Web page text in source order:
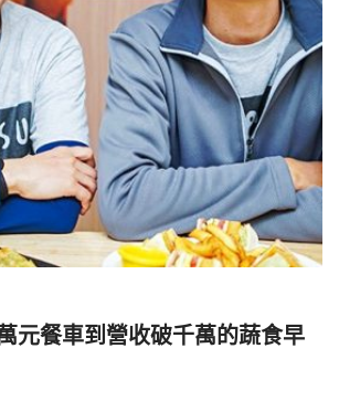
元餐車到營收破千萬的蔬食早